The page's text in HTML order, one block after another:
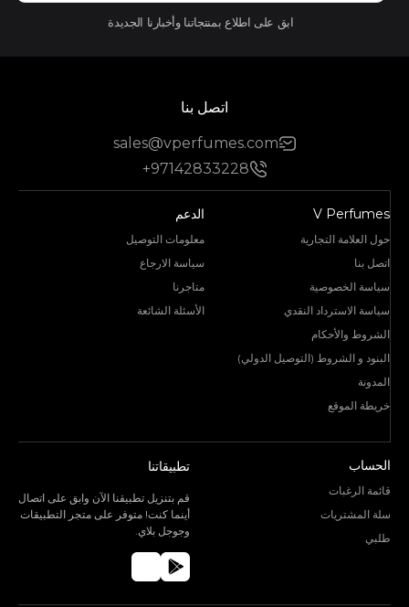
ابق على اطلاع بمنتجاتنا وأخبارنا الجديدة
اتصل بنا
sales@vperfumes.com
+97142833228
V Perfumes
حول العلامة التجارية
اتصل بنا
سياسة الخصوصية
سياسة الاسترداد النقدي
الشروط والأحكام
البنود و الشروط (التوصيل الدولي)
المدونة
خريطة الموقع
الدعم
معلومات التوصيل
سياسة الارجاع
متاجرنا
الأسئلة الشائعة
الحساب
قائمة الرغبات
سلة المشتريات
طلبي
تطبيقاتنا
قم بتنزيل تطبيقنا الآن وابق على اتصال
أينما كنت! متوفر على متجر التطبيقات
وجوجل بلاي.